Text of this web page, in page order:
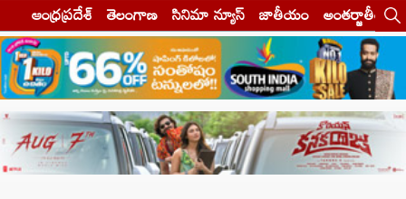
ఆంధ్రప్రదేశ్ తెలంగాణ సినిమా న్యూస్ జాతీయం అంతర్జాతీయం